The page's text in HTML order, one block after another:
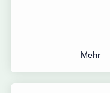
Mehr